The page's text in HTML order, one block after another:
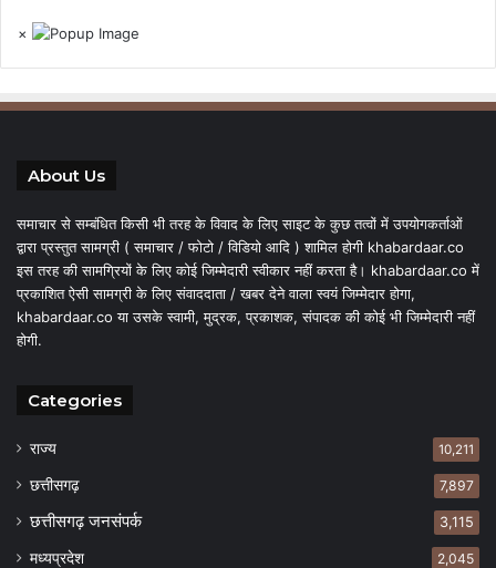
×
About Us
समाचार से सम्बंधित किसी भी तरह के विवाद के लिए साइट के कुछ तत्वों में उपयोगकर्ताओं
द्वारा प्रस्तुत सामग्री ( समाचार / फोटो / विडियो आदि ) शामिल होगी khabardaar.co
इस तरह की सामग्रियों के लिए कोई जिम्मेदारी स्वीकार नहीं करता है। khabardaar.co में
प्रकाशित ऐसी सामग्री के लिए संवाददाता / खबर देने वाला स्वयं जिम्मेदार होगा,
khabardaar.co या उसके स्वामी, मुद्रक, प्रकाशक, संपादक की कोई भी जिम्मेदारी नहीं
होगी.
Categories
राज्य 10,211
छत्तीसगढ़ 7,897
छत्तीसगढ़ जनसंपर्क 3,115
मध्यप्रदेश 2,045